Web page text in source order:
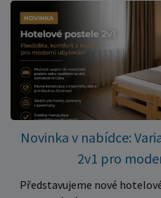
✅ Pohodlné pěnové jádro
Skvělá volba do dětských
– jen 399 Kč Využijte této
kvalitní matraci za cenu,
trhu. Akce platí pouze do
Novinka v nabídce:
2v1 pro
Představujeme nové